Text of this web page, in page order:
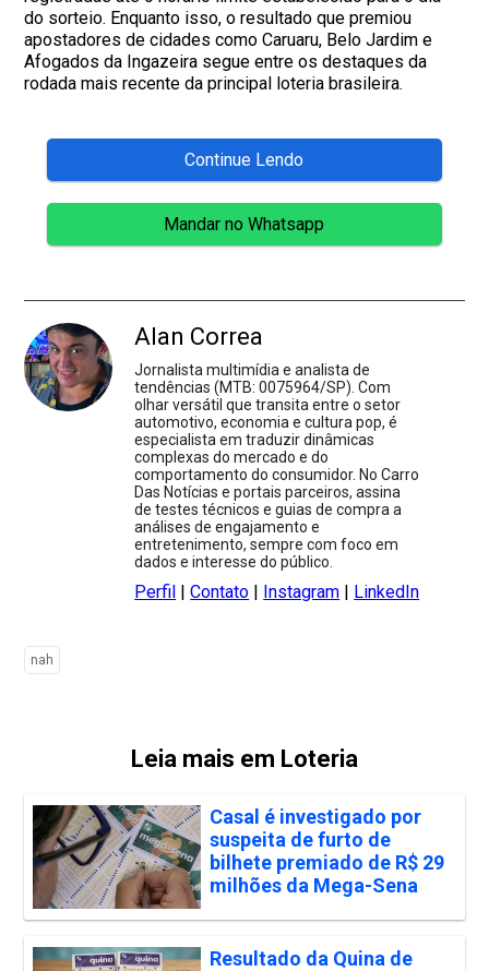
do sorteio. Enquanto isso, o resultado que premiou
apostadores de cidades como Caruaru, Belo Jardim e
Afogados da Ingazeira segue entre os destaques da
rodada mais recente da principal loteria brasileira.
Continue Lendo
Mandar no Whatsapp
Alan Correa
Jornalista multimídia e analista de
tendências (MTB: 0075964/SP). Com
olhar versátil que transita entre o setor
automotivo, economia e cultura pop, é
especialista em traduzir dinâmicas
complexas do mercado e do
comportamento do consumidor. No Carro
Das Notícias e portais parceiros, assina
de testes técnicos e guias de compra a
análises de engajamento e
entretenimento, sempre com foco em
dados e interesse do público.
Perfil |Contato | Instagram | LinkedIn
nah
Leia mais em Loteria
Casal é investigado por
suspeita de furto de
bilhete premiado de R$ 29
milhões da Mega-Sena
Resultado da Quina de